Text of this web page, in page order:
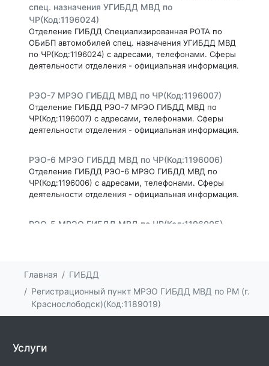
спец. назначения УГИБДД МВД по
ЧР(Код:1196024)
Отделение ГИБДД Специализированная РОТА по
ОБиБП автомобилей спец. назначения УГИБДД МВД
по ЧР(Код:1196024) с адресами, телефонами. Сферы
деятельности отделения - официальная информация.
РЭО-7 МРЭО ГИБДД МВД по ЧР(Код:1196007)
Отделение ГИБДД РЭО-7 МРЭО ГИБДД МВД по
ЧР(Код:1196007) с адресами, телефонами. Сферы
деятельности отделения - официальная информация.
РЭО-6 МРЭО ГИБДД МВД по ЧР(Код:1196006)
Отделение ГИБДД РЭО-6 МРЭО ГИБДД МВД по
ЧР(Код:1196006) с адресами, телефонами. Сферы
деятельности отделения - официальная информация.
РЭО-5 МРЭО ГИБДД МВД по ЧР(Код:1196005)
РЭО-4 МРЭО ГИБДД МВД по ЧР(Код:1196004)
Отделение ГИБДД РЭО-4 МРЭО ГИБДД МВД по
ЧР(Код:1196004) с адресами, телефонами. Сферы
РЭО-3 МРЭО ГИБДД МВД по ЧР(Код:1196003)
Главная
ГИБДД
Регистрационный пункт МРЭО ГИБДД МВД по РМ (г.
Краснослободск)(Код:1189019)
Услуги